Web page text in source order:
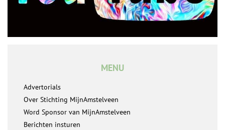
MENU
Advertorials
Over Stichting MijnAmstelveen
Word Sponsor van MijnAmstelveen
Berichten insturen